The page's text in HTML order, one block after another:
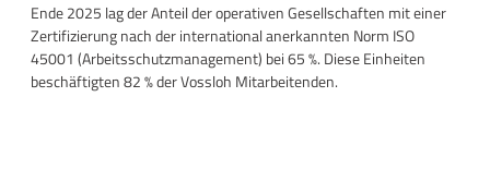
Ende 2025 lag der Anteil der operativen Gesellschaften mit einer
Zertifizierung nach der international anerkannten Norm ISO
45001 (Arbeitsschutzmanagement) bei 65 %. Diese Einheiten
beschäftigten 82 % der Vossloh Mitarbeitenden.